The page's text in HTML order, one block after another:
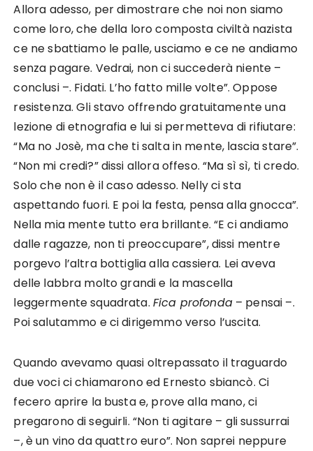
Allora adesso, per dimostrare che noi non siamo
come loro, che della loro composta civiltà nazista
ce ne sbattiamo le palle, usciamo e ce ne andiamo
senza pagare. Vedrai, non ci succederà niente –
conclusi –. Fidati. L’ho fatto mille volte”. Oppose
resistenza. Gli stavo offrendo gratuitamente una
lezione di etnografia e lui si permetteva di rifiutare:
“Ma no Josè, ma che ti salta in mente, lascia stare”.
“Non mi credi?” dissi allora offeso. “Ma sì sì, ti credo.
Solo che non è il caso adesso. Nelly ci sta
aspettando fuori. E poi la festa, pensa alla gnocca”.
Nella mia mente tutto era brillante. “E ci andiamo
dalle ragazze, non ti preoccupare”, dissi mentre
porgevo l’altra bottiglia alla cassiera. Lei aveva
delle labbra molto grandi e la mascella
leggermente squadrata. Fica profonda– pensai –.
Poi salutammo e ci dirigemmo verso l’uscita.
Quando avevamo quasi oltrepassato il traguardo
due voci ci chiamarono ed Ernesto sbiancò. Ci
fecero aprire la busta e, prove alla mano, ci
pregarono di seguirli. “Non ti agitare – gli sussurrai
–, è un vino da quattro euro”. Non saprei neppure